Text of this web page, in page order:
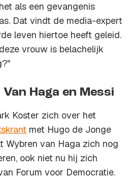
als een gevangenis
Dat vindt de media-expert
leven hiertoe heeft geleid.
vrouw is belachelijk
Van Haga en Messi
Koster zich over het
met Hugo de Jonge
Wybren van Haga zich nog
ook niet nu hij zich
Forum voor Democratie.